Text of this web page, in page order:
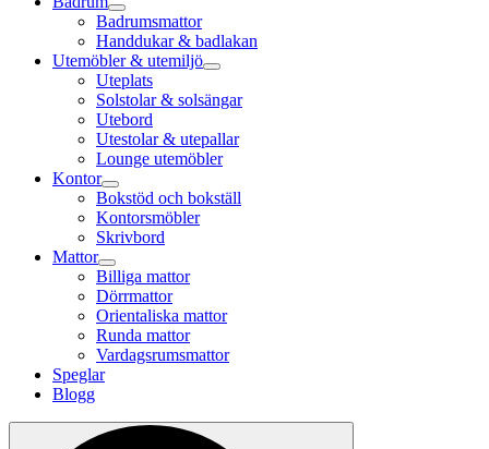
Badrumsmattor
Handdukar & badlakan
Utemöbler & utemiljö
Uteplats
Solstolar & solsängar
Utebord
Utestolar & utepallar
Lounge utemöbler
Kontor
Bokstöd och bokställ
Kontorsmöbler
Skrivbord
Mattor
Billiga mattor
Dörrmattor
Orientaliska mattor
Runda mattor
Vardagsrumsmattor
Speglar
Blogg